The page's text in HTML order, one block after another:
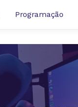
Programação